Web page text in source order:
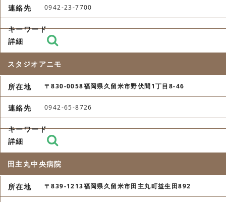
0942-23-7700
スタジオアニモ
〒830-0058福岡県久留米市野伏間1丁目8-46
0942-65-8726
田主丸中央病院
〒839-1213福岡県久留米市田主丸町益生田892